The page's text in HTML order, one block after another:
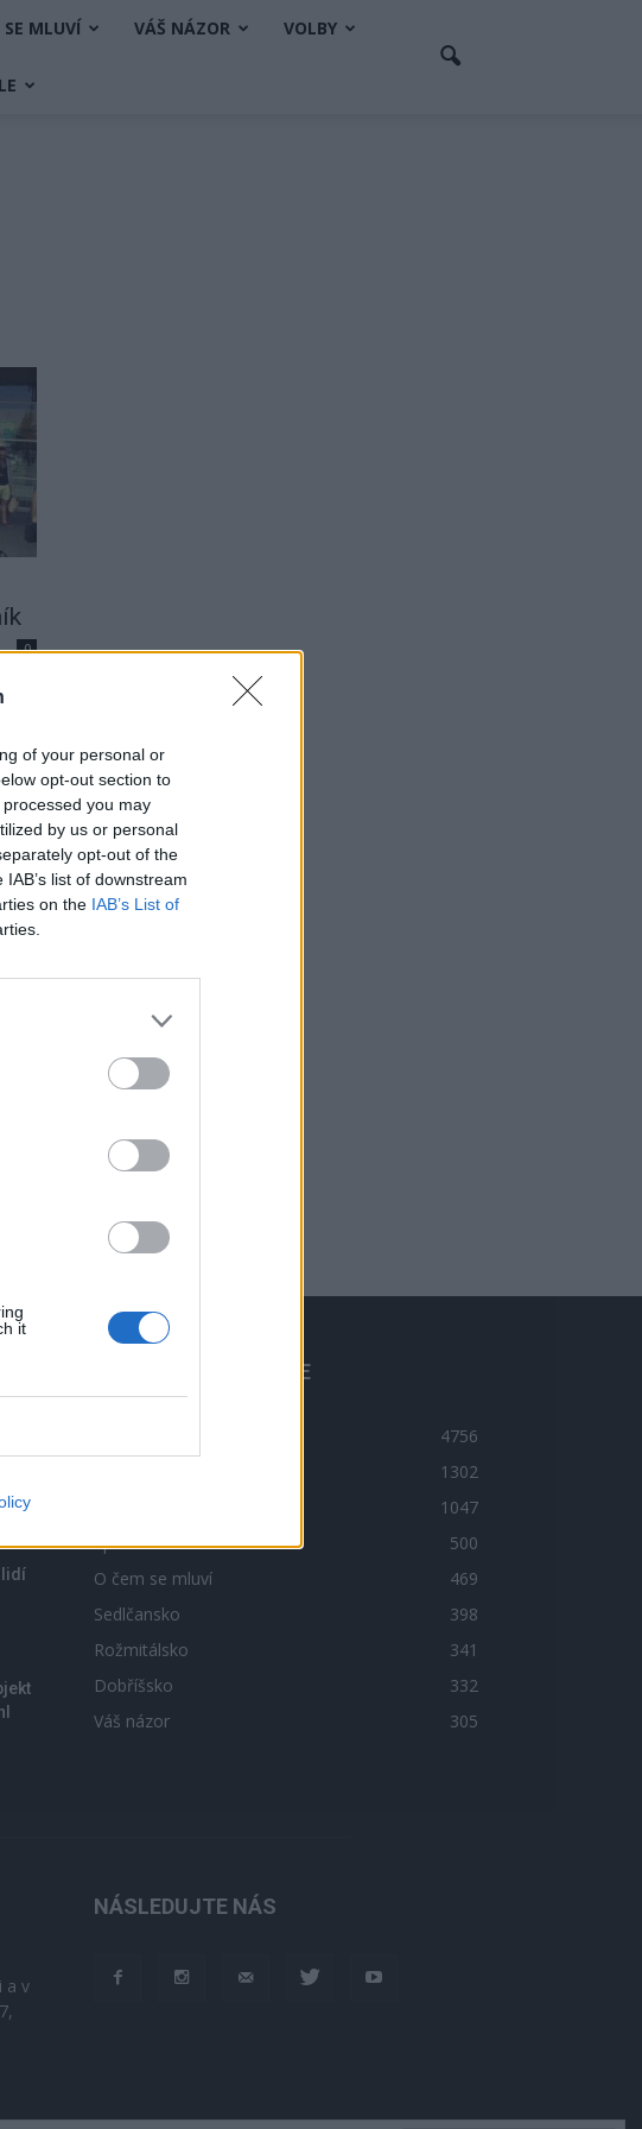
of your personal or
opt-out section to
you may
by us or personal
opt-out of the
list of downstream
on the IAB’s List of
it
SE MLUVÍ VÁŠ NÁZOR VOLBY
0
lidí
OBLÍBENÉ KATEGORIE
4756
1302
1047
Sport
500
O čem se mluví
469
Sedlčansko
398
Rožmitálsko
341
Dobříšsko
332
Váš názor
305
a v
NÁSLEDUJTE NÁS